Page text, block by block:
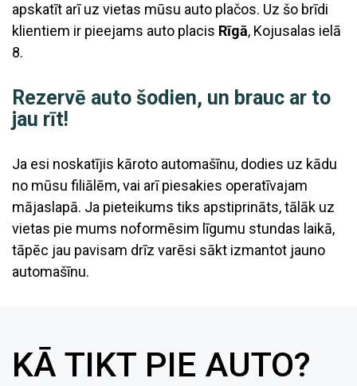
apskatīt arī uz vietas mūsu auto plačos. Uz šo brīdi
klientiem ir pieejams auto placis Rīgā, Kojusalas ielā
8.
Rezervē auto šodien, un brauc ar to
jau rīt!
Ja esi noskatījis kāroto automašīnu, dodies uz kādu
no mūsu filiālēm, vai arī piesakies operatīvajam
mājaslapā. Ja pieteikums tiks apstiprināts, tālāk uz
vietas pie mums noformēsim līgumu stundas laikā,
tāpēc jau pavisam drīz varēsi sākt izmantot jauno
automašīnu.
KĀ TIKT PIE AUTO?